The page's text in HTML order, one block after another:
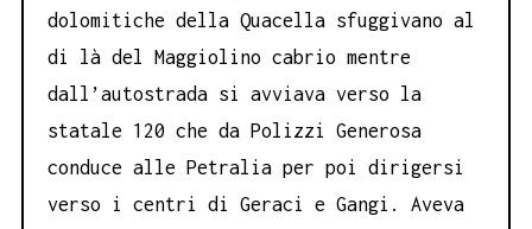
dolomitiche della Quacella sfuggivano al
di là del Maggiolino cabrio mentre
dall’autostrada si avviava verso la
statale 120 che da Polizzi Generosa
conduce alle Petralia per poi dirigersi
verso i centri di Geraci e Gangi. Aveva